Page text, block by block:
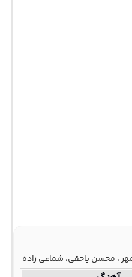
، محسن یاحقی، شماعی زاده